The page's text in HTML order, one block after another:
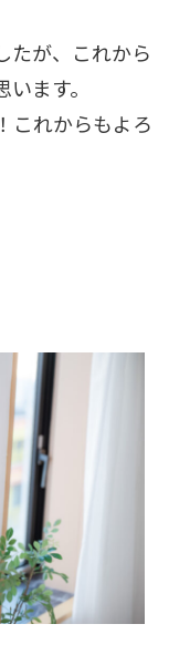
たが、これから
ます。
これからもよろ